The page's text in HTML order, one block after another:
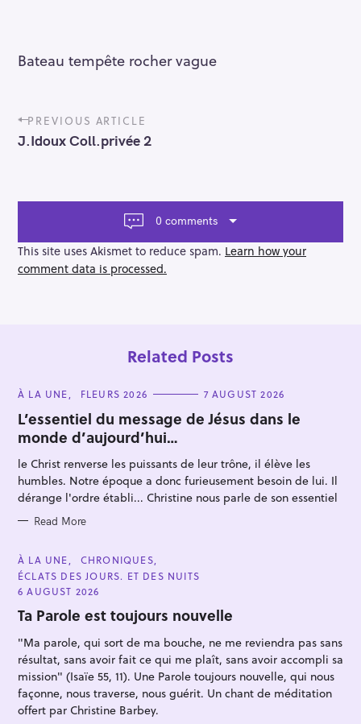
Bateau tempête rocher vague
P
o
s
a
g
a
t
PREVIOUS ARTICLE
J.Idoux Coll.privée 2
0 comments
This site uses Akismet to reduce spam. Learn how your
comment data is processed.
Related Posts
C
T
E
G
O
R
I
E
S
À LA UNE FLEURS 2026 7 AUGUST 2026
L’essentiel du message de Jésus dans le
monde d’aujourd’hui…
le Christ renverse les puissants de leur trône, il élève les
humbles. Notre époque a donc furieusement besoin de lui. Il
dérange l'ordre établi... Christine nous parle de son essentiel
Read More
C
A
T
E
O
R
E
À LA UNE
CHRONIQUES
ÉCLATS DES JOURS. ET DES NUITS
6 AUGUST 2026
Ta Parole est toujours nouvelle
"Ma parole, qui sort de ma bouche, ne me reviendra pas sans
résultat, sans avoir fait ce qui me plaît, sans avoir accompli sa
mission" (Isaïe 55, 11). Une Parole toujours nouvelle, qui nous
façonne, nous traverse, nous guérit. Un chant de méditation
offert par Christine Barbey.
S
a
r
c
h
f
o
r
: